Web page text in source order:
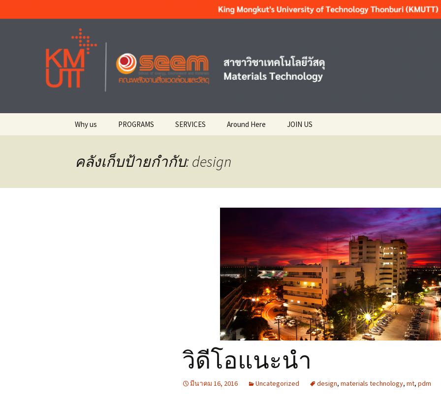
ไป
MT KMUTT
Why us
Top University
PROGRAMS
สาขาเทคโนโลยีวัสดุ
Manufacturing สาขาการ
SERVICES
ศิษย์ปัจจุบัน
Academic Services
General Public สำหรับ
Around Here
Activities กิจกรรม
Resting แนะนำสถาน
Eating แนะนำของอร่อย
รอบ มจธ
Living แนะนำที่พักรอบ
มจธ
JOIN US
คลังเก็บป้ายกำกับ: design
วิดีโอแนะนำ
มีนาคม 16, 2016 Uncategorized design, materials technology, mt, pdm